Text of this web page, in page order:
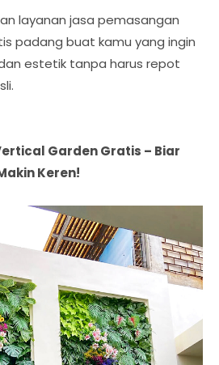
layanan jasa pemasangan
padang buat kamu yang ingin
estetik tanpa harus repot
Garden Gratis – Biar
Keren!